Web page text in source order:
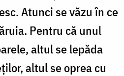
Atunci se văzu în ce
Pentru că unul
altul se lepăda
altul se oprea cu